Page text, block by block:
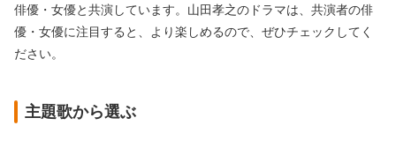
俳優・女優と共演しています。山田孝之のドラマは、共演者の俳
優・女優に注目すると、より楽しめるので、ぜひチェックしてく
ださい。
主題歌から選ぶ